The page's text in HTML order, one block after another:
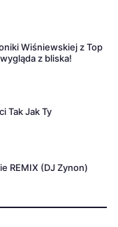
Wiśniewskiej z Top
z bliska!
Tak Jak Ty
REMIX (DJ Zynon)